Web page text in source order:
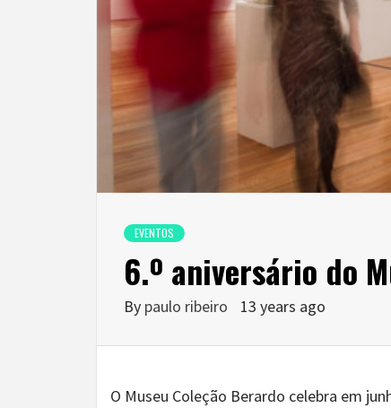
EVENTOS
6.º aniversário do
By paulo ribeiro 13 years ago
O Museu Coleção Berardo celebra em